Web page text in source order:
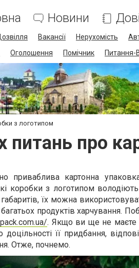
Новини
Вакансії Нерухомість
Оголошення Помічник Питання-
з логотипом
питань про
приваблива картонна
коробки з логотипом
їх можна
багатьох продуктів харчування.
. Якщо ви ще не маєте
її придбання,
Отже, почнемо.